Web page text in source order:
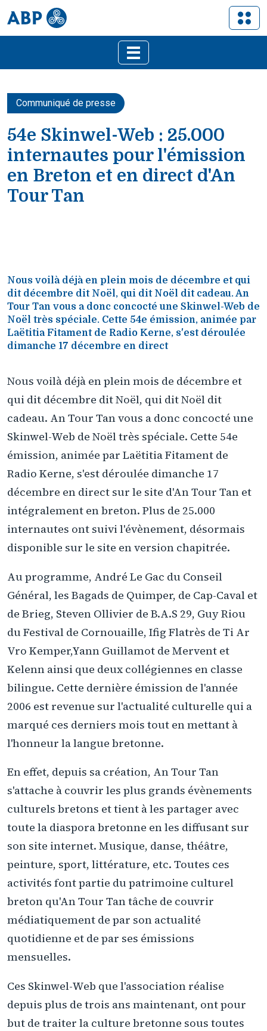
Communiqué de presse
54e Skinwel-Web : 25.000
internautes pour l'émission
en Breton et en direct d'An
Tour Tan
Nous voilà déjà en plein mois de décembre et qui
dit décembre dit Noël, qui dit Noël dit cadeau. An
Tour Tan vous a donc concocté une Skinwel-Web de
Noël très spéciale. Cette 54e émission, animée par
Laëtitia Fitament de Radio Kerne, s'est déroulée
dimanche 17 décembre en direct
Nous voilà déjà en plein mois de décembre et
qui dit décembre dit Noël, qui dit Noël dit
cadeau. An Tour Tan vous a donc concocté une
Skinwel-Web de Noël très spéciale. Cette 54e
émission, animée par Laëtitia Fitament de
Radio Kerne, s'est déroulée dimanche 17
décembre en direct sur le site d'An Tour Tan et
intégralement en breton. Plus de 25.000
internautes ont suivi l'évènement, désormais
disponible sur le site en version chapitrée.
Au programme, André Le Gac du Conseil
Général, les Bagads de Quimper, de Cap-Caval et
de Brieg, Steven Ollivier de B.A.S 29, Guy Riou
du Festival de Cornouaille, Ifig Flatrès de Ti Ar
Vro Kemper,Yann Guillamot de Mervent et
Kelenn ainsi que deux collégiennes en classe
bilingue. Cette dernière émission de l'année
2006 est revenue sur l'actualité culturelle qui a
marqué ces derniers mois tout en mettant à
l'honneur la langue bretonne.
En effet, depuis sa création, An Tour Tan
s'attache à couvrir les plus grands évènements
culturels bretons et tient à les partager avec
toute la diaspora bretonne en les diffusant sur
son site internet. Musique, danse, théâtre,
peinture, sport, littérature, etc. Toutes ces
activités font partie du patrimoine culturel
breton qu'An Tour Tan tâche de couvrir
médiatiquement de par son actualité
quotidienne et de par ses émissions
mensuelles.
Ces Skinwel-Web que l'association réalise
depuis plus de trois ans maintenant, ont pour
but de traiter la culture bretonne sous toutes